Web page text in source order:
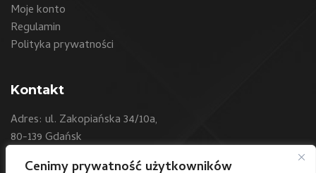
Cenimy prywatność użytkowników
Moje konto
Regulamin
Polityka prywatności
Kontakt
Adres: ul. Zakopiańska 34/10a,
80-139 Gdańsk
Telefon:+48 604 550 500